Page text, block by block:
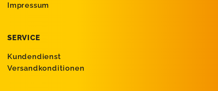
Impressum
SERVICE
Kundendienst
Versandkonditionen